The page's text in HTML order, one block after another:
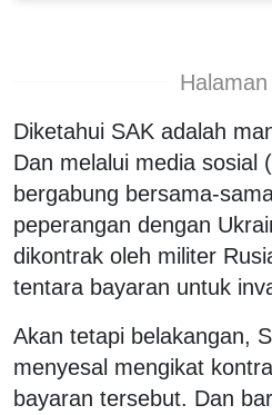
Diketahui SAK adalah
Dan melalui media sosial
bergabung bersama-
peperangan dengan
dikontrak oleh militer
tentara bayaran untuk
Akan tetapi belakangan,
menyesal mengikat
bayaran tersebut. Dan